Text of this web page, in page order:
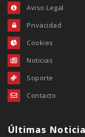
Aviso Legal
Privacidad
Cookies
Noticias
Soporte
Contacto
Últimas